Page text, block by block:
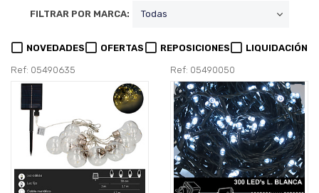
FILTRAR POR MARCA:
NOVEDADES OFERTAS REPOSICIONES LIQUIDACIÓN
Ref: 05490635 Ref: 05490050